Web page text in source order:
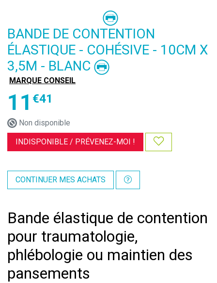
BANDE DE CONTENTION
ÉLASTIQUE - COHÉSIVE - 10CM X
3,5M - BLANC
MARQUE CONSEIL
11 €41
Non disponible
INDISPONIBLE / PRÉVENEZ-MOI !
CONTINUER MES ACHATS
Bande élastique de contention
pour traumatologie,
phlébologie ou maintien des
pansements